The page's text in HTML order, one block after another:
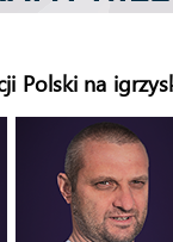
Polski na